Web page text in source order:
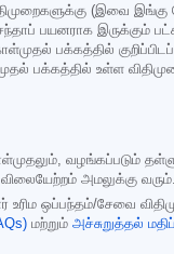
(இவை
பயனராக இருக்கும்
பக்கத்தில்
பக்கத்தில் உள்ள
வழங்கப்படும்
அமலுக்கு வரும்.
உரிம ஒப்பந்தம்/சேவை
மற்றும் அச்சுறுத்தல்